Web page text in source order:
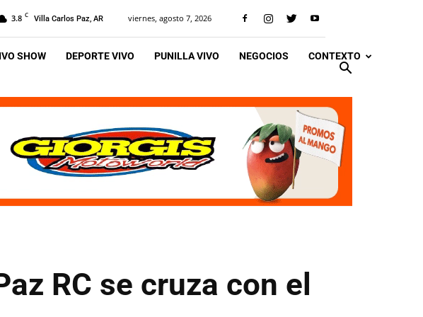
3.8 C Villa Carlos Paz, AR viernes, agosto 7, 2026
SHOW DEPORTE VIVO PUNILLA VIVO NEGOCIOS CONTEXTO
RC se cruza con el